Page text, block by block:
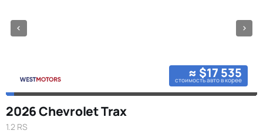
≈ $17 535
стоимость авто в корее
2026 Chevrolet Trax
1.2 RS